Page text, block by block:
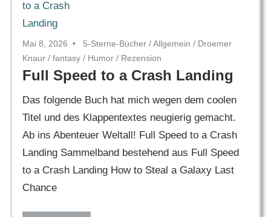
Mai 8, 2026 5-Sterne-Bücher /Allgemein / Droemer
Knaur / fantasy / Humor / Rezension
Full Speed to a Crash Landing
Das folgende Buch hat mich wegen dem coolen
Titel und des Klappentextes neugierig gemacht.
Ab ins Abenteuer Weltall! Full Speed to a Crash
Landing Sammelband bestehend aus Full Speed
to a Crash Landing How to Steal a Galaxy Last
Chance